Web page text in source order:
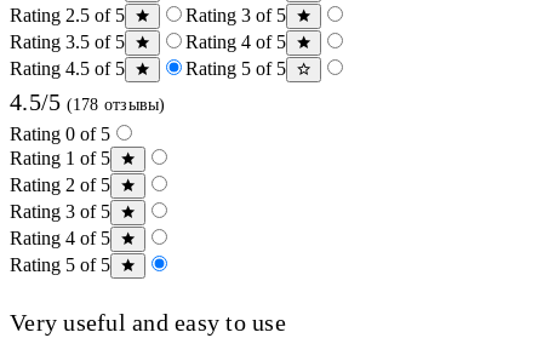
Rating 2.5 of 5
Rating 3 of 5
Rating 3.5 of 5
Rating 4 of 5
Rating 4.5 of 5
Rating 5 of 5
4.5/5 (178 отзывы)
Rating 0 of 5
Rating 1 of 5
Rating 2 of 5
Rating 3 of 5
Rating 4 of 5
Rating 5 of 5
Very useful and easy to use